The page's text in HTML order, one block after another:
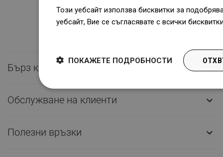
Бърз контакт 
Обслужване на клиенти 
Полезни връзки 
Този уебсайт използва бисквитки за
уебсайт, Вие се съгласявате с всички
ПОКАЖЕТЕ ПОДРОБНОСТИ